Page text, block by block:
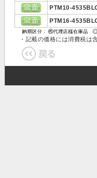
PTM10-
PTM16-
・記載の価格には消費税は